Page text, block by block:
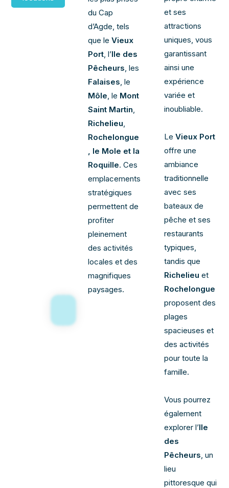
du Cap
d’Agde, tels
que le Vieux
Port, l’Ile des
Pêcheurs , les
Falaises , le
Môle , le Mont
Saint Martin
Richelieu
Rochelongue
, le Mole et la
Roquille. Ces
emplacements
stratégiques
permettent de
profiter
pleinement
des activités
locales et des
magnifiques
paysages.
et ses
attractions
uniques, vous
garantissant
ainsi une
expérience
variée et
inoubliable.
LeVieux Port
offre une
ambiance
traditionnelle
avec ses
bateaux de
pêche et ses
restaurants
typiques,
tandis que
Richelieu et
Rochelongue
proposent des
plages
spacieuses et
des activités
pour toute la
famille.
Vous pourrez
également
explorer l’Ile
des
Pêcheurs , un
lieu
pittoresque qui